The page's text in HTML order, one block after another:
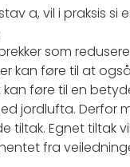
a, vil i praksis
som
kan føre til at
føre til en
jordlufta. Derfor
tiltak. Egnet tiltak
fra